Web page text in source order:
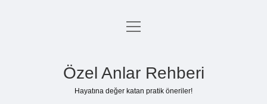
Anasayfa
menüyü
Özel Anlar Rehberi
Hayatına değer katan pratik öneriler!